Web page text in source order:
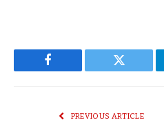
Facebook Twitter
PREVIOUS ARTICLE